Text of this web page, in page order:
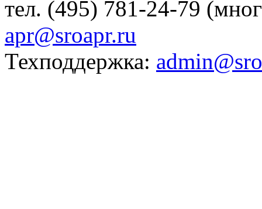
тел. (495) 781-24-79
apr@sroapr.ru
Техподдержка: